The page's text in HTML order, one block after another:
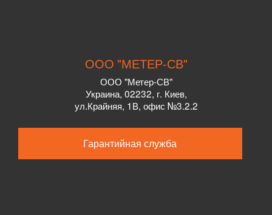
ООО "МЕТЕР-СВ"
ООО "Метер-СВ"
Украина, 02232, г. Киев,
ул.Крайняя, 1В, офис №3.2.2
Гарантийная служба